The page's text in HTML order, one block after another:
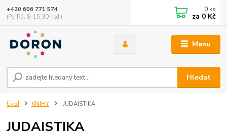
Menu
Hledat
+420 606 771 574
(Po-Pá, 8-15:30 hod.)
0 ks
za 0 Kč
Úvod KNIHY JUDAISTIKA
JUDAISTIKA